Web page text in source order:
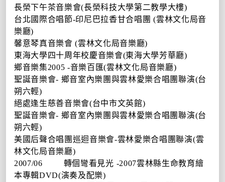
長榮下午茶音樂會(長榮科技大學第二教學大樓)
台北國際合唱節-印尼巴拉香甘合唱團 (雲林文化局音
樂廳)
馨意琴真音樂會 (雲林文化局音樂廳)
東海大學四十周年校慶音樂會(東海大學芳華廳)
鄉音樂集2005 -音樂百匯(雲林文化局音樂廳)
聖誕音樂會- 鄉音室內樂團與雲林愛樂合唱團聯演(台
朔六輕)
絕處逢生慈善音樂會(台中市文英館)
聖誕音樂會- 鄉音室內樂團與雲林愛樂合唱團聯演(台
朔六輕)
美國后聲合唱團巡迴音樂會-雲林愛樂合唱團聯演(雲
林文化局音樂廳)
2007/06
轉個彎看見光 -2007雲林縣生命教育繪
本專輯DVD(演奏及配樂)